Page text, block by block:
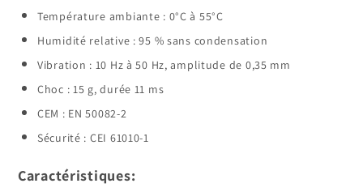
Température ambiante : 0°C à 55°C
Humidité relative : 95 % sans condensation
Vibration : 10 Hz à 50 Hz, amplitude de 0,35 mm
Choc : 15 g, durée 11 ms
CEM : EN 50082-2
Sécurité : CEI 61010-1
Caractéristiques: